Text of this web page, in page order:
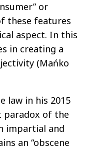
or
these features
aspect. In this
in creating a
(Mańko
law in his 2015
paradox of the
impartial and
an “obscene